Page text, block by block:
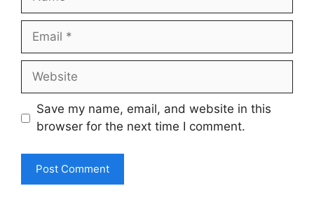
Email
Website
Save my name, email, and website in this
browser for the next time I comment.